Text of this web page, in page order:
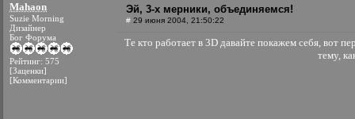
Mahaon
Suzie Morning
Дизайнер
Бог Форума
Рейтинг: 575
[Заценки]
[Комментарии]
Эй, 3-х мерники, объединяемся!
# 29 июня 2004, 21:50:22
Те кто работает в 3D давайте покажем себя, вот
тему,